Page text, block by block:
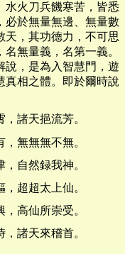
水火刀兵饑寒苦，皆悉
必於無量無邊、無量數
天，其功德力，不可思
無量義，名第一義。
說，是為入智慧門，遊
真相之體。即於爾時說
諸天挹流芳。
無無無不無。
自然録我神。
超超太上仙。
高仙所崇受。
諸天來稽首。